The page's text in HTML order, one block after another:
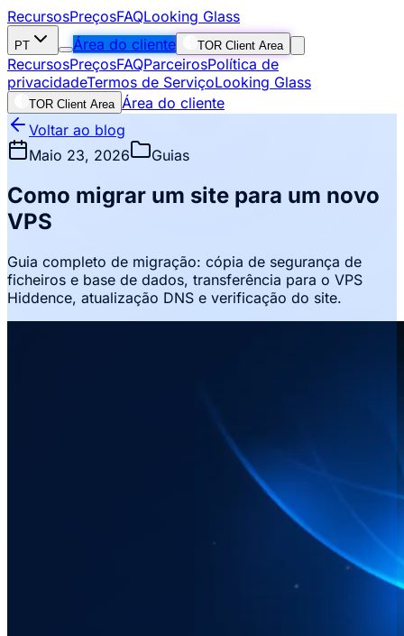
RecursosPreçosFAQLooking Glass
PT Área do cliente TOR Client Area
RecursosPreçosFAQParceirosPolítica de
privacidadeTermos de ServiçoLooking Glass
TOR Client Area Área do cliente
Voltar ao blog
Maio 23, 2026
Guias
Como migrar um site para um novo
VPS
Guia completo de migração: cópia de segurança de
ficheiros e base de dados, transferência para o VPS
Hiddence, atualização DNS e verificação do site.